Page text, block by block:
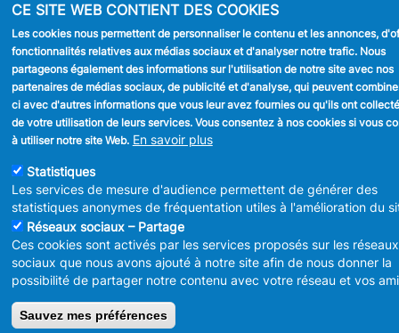
CE SITE WEB CONTIENT DES COOKIES
Les cookies nous permettent de personnaliser le contenu et les annonces,
fonctionnalités relatives aux médias sociaux et d'analyser notre trafic. Nous
partageons également des informations sur l'utilisation de notre site avec nos
partenaires de médias sociaux, de publicité et d'analyse, qui peuvent
ci avec d'autres informations que vous leur avez fournies ou qu'ils ont
de votre utilisation de leurs services. Vous consentez à nos cookies si vous
à utiliser notre site Web. En savoir plus
Statistiques
Les services de mesure d'audience permettent de générer des
statistiques anonymes de fréquentation utiles à l'amélioration du
Réseaux sociaux – Partage
Ces cookies sont activés par les services proposés sur les réseaux
sociaux que nous avons ajouté à notre site afin de nous donner la
possibilité de partager notre contenu avec votre réseau et vos
Sauvez mes préférences